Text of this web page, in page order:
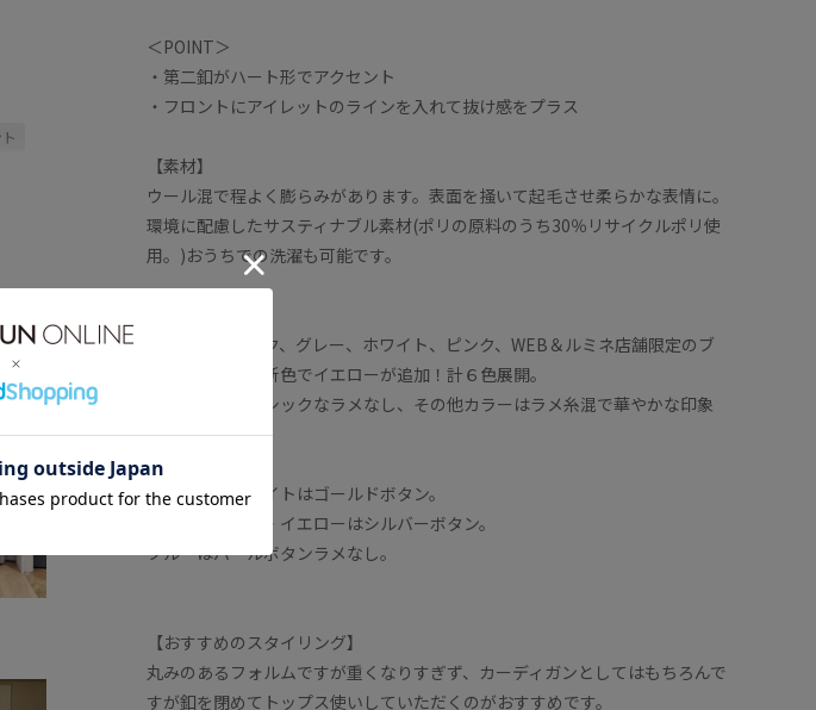
みる
＜POINT＞
・第二釦がハート形でアクセント
・フロントにアイレットのラインを入れて抜け感をプラス
【素材】
ウール混で程よく膨らみがあります。表面を掻いて起毛させ柔らかな表情に。
環境に配慮したサスティナブル素材(ポリの原料のうち30％リサイクルポリ使
用。)おうちでの洗濯も可能です。
カラーはブラック、グレー、ホワイト、ピンク、WEB＆ルミネ店舗限定のブ
ルー展開、また新色でイエローが追加！計６色展開。
ブラックはベーシックなラメなし、その他カラーはラメ糸混で華やかな印象
に。
ブラック・ホワイトはゴールドボタン。
グレー・ピンク・イエローはシルバーボタン。
ブルーはパールボタンラメなし。
【おすすめのスタイリング】
丸みのあるフォルムですが重くなりすぎず、カーディガンとしてはもちろんで
すが釦を閉めてトップス使いしていただくのがおすすめです。